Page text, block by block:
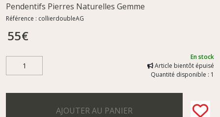
Pendentifs Pierres Naturelles Gemme
Référence : collierdoubleAG
55€
En stock
Article bientôt épuisé
Quantité disponible : 1
AJOUTER AU PANIER